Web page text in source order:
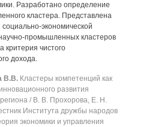
Разработано определение
кластера. Представлена
экономической
промышленных кластеров
критерия чистого
дохода.
В.В. Кластеры компетенций как
развития
/ В. В. Прохорова, Е. Н.
Института дружбы народов
экономики и управления